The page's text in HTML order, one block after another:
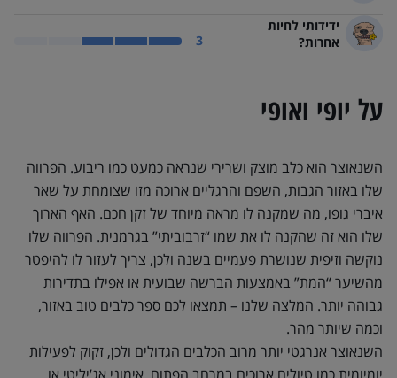
ידידותי לחיות
אחרות?
שנאוצר ענק ידידותי לחיות אחרות? תלוי סיטואציה
3
על יופי ואופי
השנאוצר הוא כלב מוצק ושרירי שנראה כמעט כמו ריבוע. הפרווה
שלו באזור הגבות, השפם והרגליים ארוכה מזו שצומחת על שאר
איברי גופו, מה שמקנה לו מראה מיוחד של זקן חכם. האף הארוך
שלו הוא זה שהקנה לו את שמו “זרבוביתי” בגרמנית. הפרווה שלו
נוקשה וזיפית שנושרת פעמיים בשנה ולכן, צריך לעזור לו להיפטר
מהשיער “המת” באמצעות הברשה שבועית או אפילו בתדירות
גבוהה יותר. המלצה שלנו – תמצאו לכם ספר כלבים טוב באזור,
וכמה שיותר מהר.
השנאוצר אנרגטי יותר מרוב הכלבים הגדולים ולכן, זקוק לפעילות
יומיומית כמו טיולים ארוכים במרחב הפתוח, אימוני אג’יליטי או